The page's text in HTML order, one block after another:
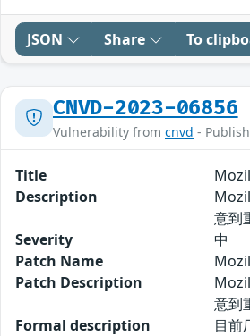
JSON Share To
CNVD-2023-06856
Vulnerability from cnvd -
Title
Description
意到
Severity
中
Patch Name
Patch Description
意到
Formal description
目前